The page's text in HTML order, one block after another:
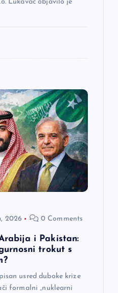
Lukavac objavilo je
2026 0 Comments
i Pakistan:
trokut s
usred duboke krize
formalni „nuklearni